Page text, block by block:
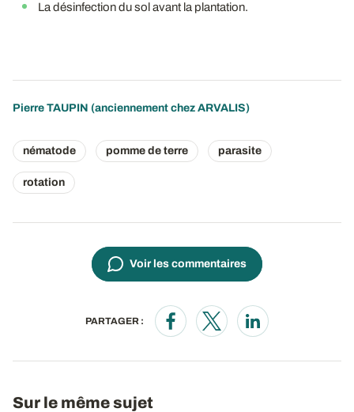
La désinfection du sol avant la plantation.
Pierre TAUPIN (anciennement chez ARVALIS)
nématode pomme de terre parasite
rotation
Voir les commentaires
PARTAGER :
Opens in a new window
Opens in a new window
Opens in a new
Sur le même sujet